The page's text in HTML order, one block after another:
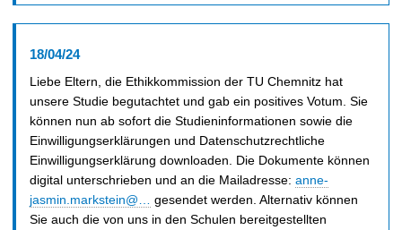
18/04/24
Liebe Eltern, die Ethikkommission der TU Chemnitz hat
unsere Studie begutachtet und gab ein positives Votum. Sie
können nun ab sofort die Studieninformationen sowie die
Einwilligungserklärungen und Datenschutzrechtliche
Einwilligungserklärung downloaden. Die Dokumente können
digital unterschrieben und an die Mailadresse: anne-
jasmin.markstein@…
gesendet werden. Alternativ können
Sie auch die von uns in den Schulen bereitgestellten